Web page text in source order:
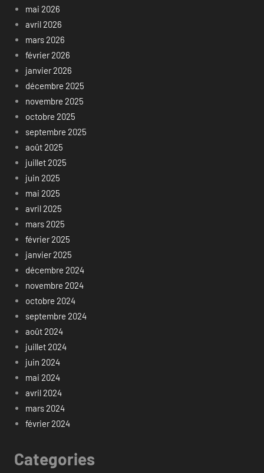
mai 2026
avril 2026
mars 2026
février 2026
janvier 2026
décembre 2025
novembre 2025
octobre 2025
septembre 2025
août 2025
juillet 2025
juin 2025
mai 2025
avril 2025
mars 2025
février 2025
janvier 2025
décembre 2024
novembre 2024
octobre 2024
septembre 2024
août 2024
juillet 2024
juin 2024
mai 2024
avril 2024
mars 2024
février 2024
Categories